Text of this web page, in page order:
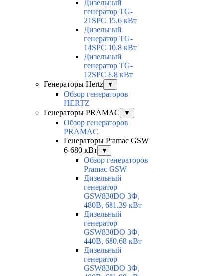
Дизельный
генератор TG-
21SPC 15.6 кВт
Дизельный
генератор TG-
14SPC 10.8 кВт
Дизельный
генератор TG-
12SPC 8.8 кВт
Генераторы Hertz
▼
Обзор генераторов
HERTZ
Генераторы PRAMAC
▼
Обзор генераторов
PRAMAC
Генераторы Pramac GSW
6-680 кВт
▼
Обзор генераторов
Pramac GSW
Дизельный
генератор
GSW830DO 3Ф,
480В, 681.39 кВт
Дизельный
генератор
GSW830DO 3Ф,
440В, 680.68 кВт
Дизельный
генератор
GSW830DO 3Ф,